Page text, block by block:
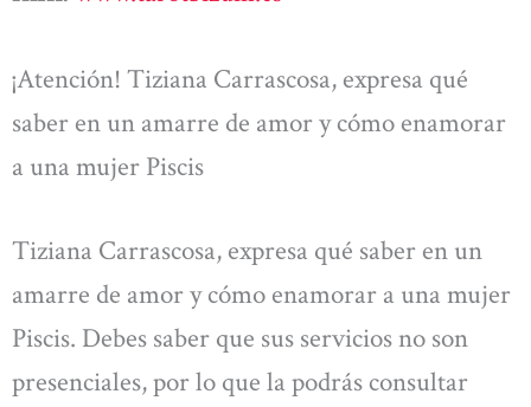
¡Atención! Tiziana Carrascosa, expresa qué
saber en un amarre de amor y cómo enamorar
a una mujer Piscis
Tiziana Carrascosa, expresa qué saber en un
amarre de amor y cómo enamorar a una mujer
Piscis. Debes saber que sus servicios no son
presenciales, por lo que la podrás consultar